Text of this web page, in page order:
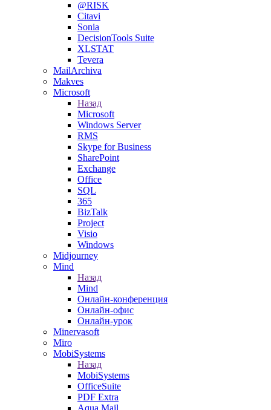
@RISK
Citavi
Sonia
DecisionTools Suite
XLSTAT
Tevera
MailArchiva
Makves
Microsoft
Назад
Microsoft
Windows Server
RMS
Skype for Business
SharePoint
Exchange
Office
SQL
365
BizTalk
Project
Visio
Windows
Midjourney
Mind
Назад
Mind
Онлайн-конференция
Онлайн-офис
Онлайн-урок
Minervasoft
Miro
MobiSystems
Назад
MobiSystems
OfficeSuite
PDF Extra
Aqua Mail